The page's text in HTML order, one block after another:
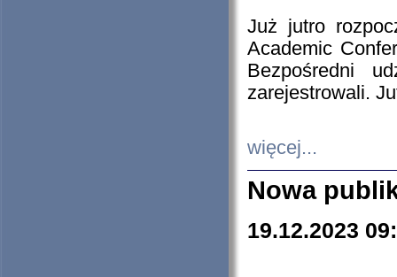
Już jutro
Academic
Bezpośredni
zarejestrowali.
więcej...
Nowa
19.12.2023